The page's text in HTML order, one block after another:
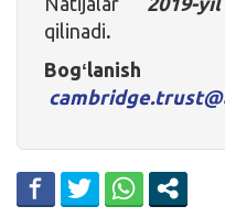
qilinadi.